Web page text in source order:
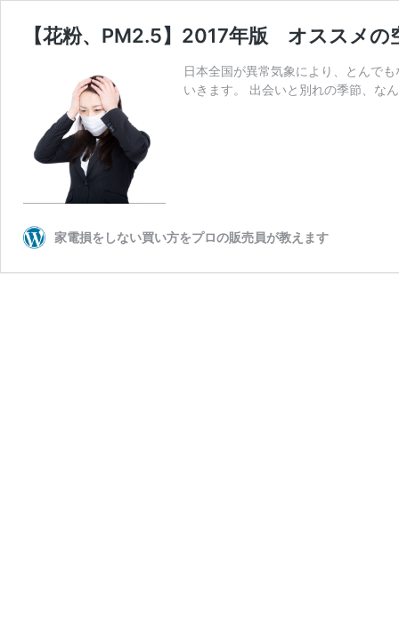
【花粉、PM2.5】2017年版 オススメの
日本全国が異常気象により、とんで
いきます。 出会いと別れの季節、な
家電損をしない買い方をプロの販売員が教えます